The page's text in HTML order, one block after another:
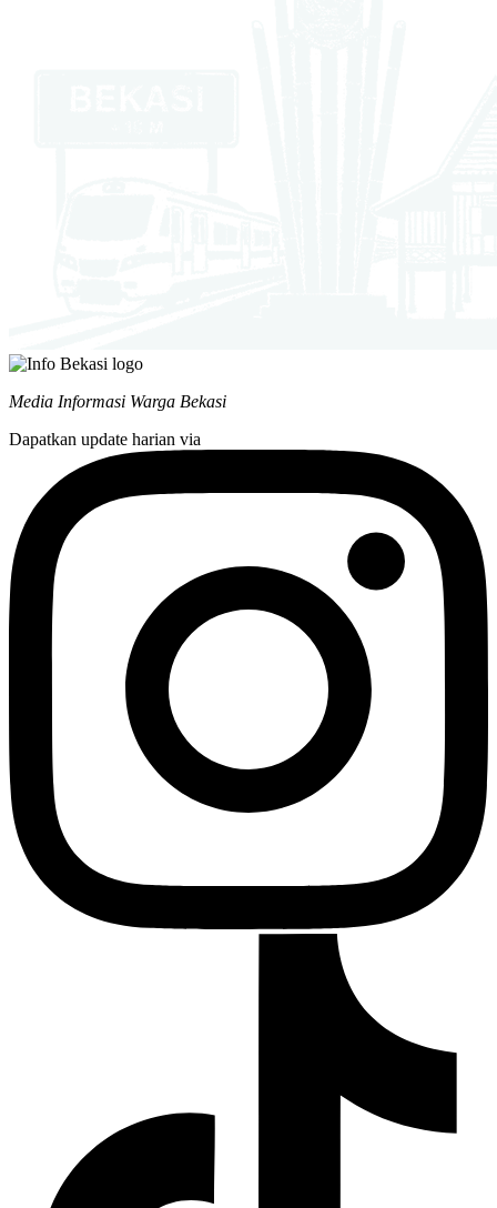
Media Informasi Warga Bekasi
Dapatkan update harian via